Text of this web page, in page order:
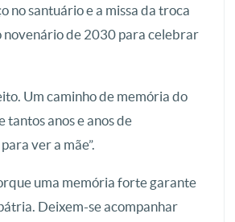
no santuário e a missa da troca
novenário de 2030 para celebrar
Um caminho de memória do
anos e anos de
ver a mãe”.
uma memória forte garante
Deixem-se acompanhar